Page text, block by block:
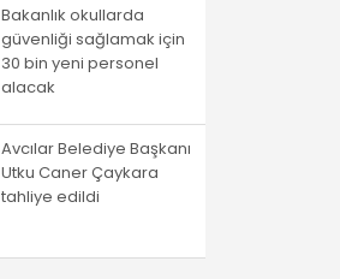
Bakanlık okullarda
güvenliği sağlamak için
30 bin yeni personel
alacak
Avcılar Belediye Başkanı
Utku Caner Çaykara
tahliye edildi